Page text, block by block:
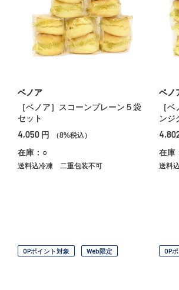
ベノア
［ベノア］スコーンプレーン５袋
セット
4,050 円 （8%税込）
在庫：○
送料込冷凍 二重包装不可
ベノ
［
ンジ
在庫
送料
OPポイント対象 Web限定 OP